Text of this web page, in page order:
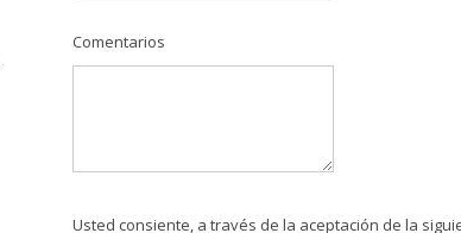
Comentarios
Usted consiente, a través de la aceptación de la